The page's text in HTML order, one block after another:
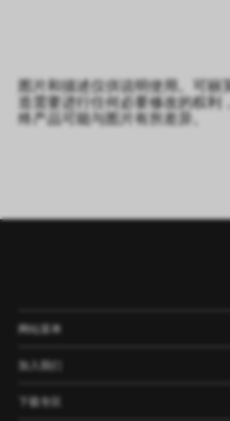
图片和描述仅供说明使用。可丽
造需要进行任何必要修改的权利
终产品可能与图片有所差异。
网站菜单
产品
公司
资讯
案例
加入我们
下载专区